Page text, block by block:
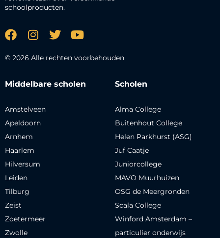
schoolproducten.
© 2026 Alle rechten voorbehouden
Middelbare scholen
Amstelveen
Apeldoorn
Arnhem
Haarlem
Hilversum
Leiden
Tilburg
Zeist
Zoetermeer
Zwolle
Scholen
Alma College
Buitenhout College
Helen Parkhurst (ASG)
Juf Caatje
Juniorcollege
MAVO Muurhuizen
OSG de Meergronden
Scala College
Winford Amsterdam –
particulier onderwijs